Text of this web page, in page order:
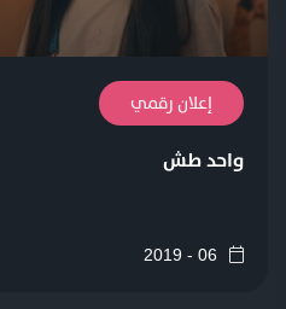
إعلان رقمي
واحد طش
06 - 2019